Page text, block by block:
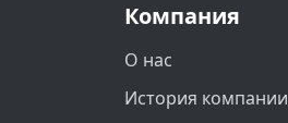
Компания
О нас
История компании